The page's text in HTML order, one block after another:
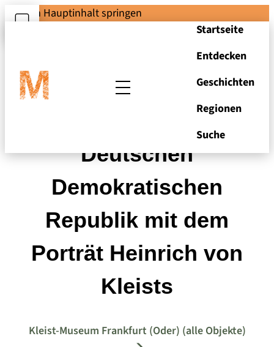
Zum Hauptinhalt springen
Startseite
Entdecken
Geschichten
Regionen
Suche
Deutschen
Demokratischen
Republik mit dem
Porträt Heinrich von
Kleists
Kleist-Museum Frankfurt (Oder) (alle Objekte)